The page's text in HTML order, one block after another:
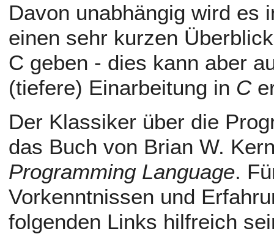
Davon unabhängig wird es
einen sehr kurzen
C geben - dies kann aber
(tiefere) Einarbeitung in C
Der Klassiker über die
das Buch von Brian W.
Programming Language.
Vorkenntnissen und
folgenden Links hilfreich